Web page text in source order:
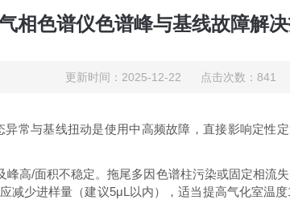
相色谱仪色谱峰与基线故障解
更新时间：2025-12-22 点击次数：841
常与基线扭动是使用中高频故障，直接影响定性
高/面积不稳定。拖尾多因色谱柱污染或固定相流
减少进样量（建议5μL以内），适当提高气化室温